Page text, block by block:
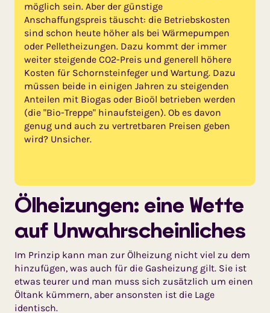
möglich sein. Aber der günstige
Anschaffungspreis täuscht: die Betriebskosten
sind schon heute höher als bei Wärmepumpen
oder Pelletheizungen. Dazu kommt der immer
weiter steigende CO2-Preis und generell höhere
Kosten für Schornsteinfeger und Wartung. Dazu
müssen beide in einigen Jahren zu steigenden
Anteilen mit Biogas oder Bioöl betrieben werden
(die "Bio-Treppe" hinaufsteigen). Ob es davon
genug und auch zu vertretbaren Preisen geben
wird? Unsicher.
Ölheizungen: eine Wette
auf Unwahrscheinliches
Im Prinzip kann man zur Ölheizung nicht viel zu dem
hinzufügen, was auch für die Gasheizung gilt. Sie ist
etwas teurer und man muss sich zusätzlich um einen
Öltank kümmern, aber ansonsten ist die Lage
identisch.